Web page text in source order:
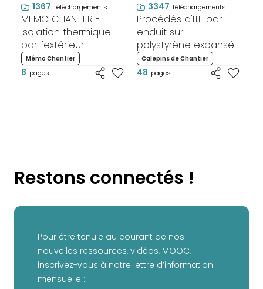
1367 téléchargements
MEMO CHANTIER -
Isolation thermique
par l'extérieur
Mémo Chantier
8 pages
3347 téléchargements
Procédés d'ITE par
enduit sur
polystyrène expansé
- Calepin de chantier
Calepins de Chantier
48 pages
Restons connectés !
Pour être tenu.e au courant de nos
nouvelles ressources, vidéos, MOOC,
inscrivez-vous à notre lettre d’information
mensuelle :